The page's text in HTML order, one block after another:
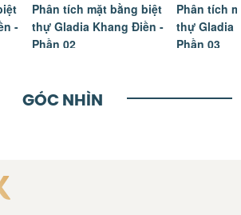
-
Phân tích mặt bằng biệt
thự Gladia Khang Điền -
Phần 03
Tâm sự
ngôi nhà
hoàn thiện
GÓC NHÌN